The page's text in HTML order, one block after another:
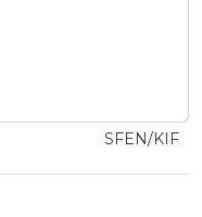
SFEN/KIF